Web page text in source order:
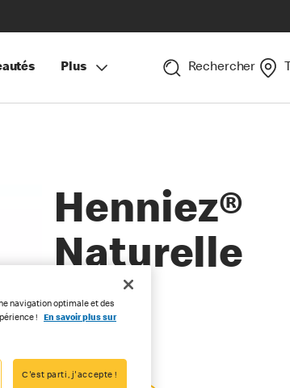
Plus Rechercher
Henniez®
Naturelle
Tailles
navigation optimale et des
!
En savoir plus sur
C'est parti, j'accepte !